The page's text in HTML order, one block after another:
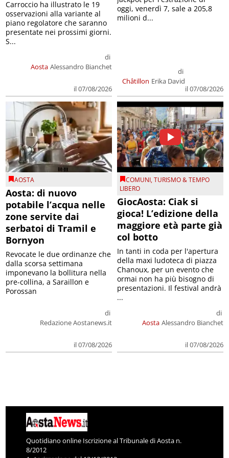
Aosta
di
Alessandro Bianchet
il 07/08/2026
Carroccio ha illustrato le 19
osservazioni alla variante al
piano regolatore che saranno
presentate nei prossimi giorni.
S...
Châtillon
di
Erika David
il 07/08/2026
oggi, venerdì 7, sale a 205,8
milioni d...
AOSTA
Aosta: di nuovo
potabile l’acqua nelle
zone servite dai
serbatoi di Tramil e
Bornyon
di
Redazione Aostanews.it
il 07/08/2026
Revocate le due ordinanze che
dalla scorsa settimana
imponevano la bollitura nella
pre-collina, a Saraillon e
Porossan
COMUNI,TURISMO & TEMPO
LIBERO
GiocAosta: Ciak si
gioca! L’edizione della
maggiore età parte già
col botto
Aosta
di
Alessandro Bianchet
il 07/08/2026
In tanti in coda per l'apertura
della maxi ludoteca di piazza
Chanoux, per un evento che
ormai non ha più bisogno di
presentazioni. Il festival andrà
...
Quotidiano online Iscrizione al Tribunale di Aosta n.
8/2012